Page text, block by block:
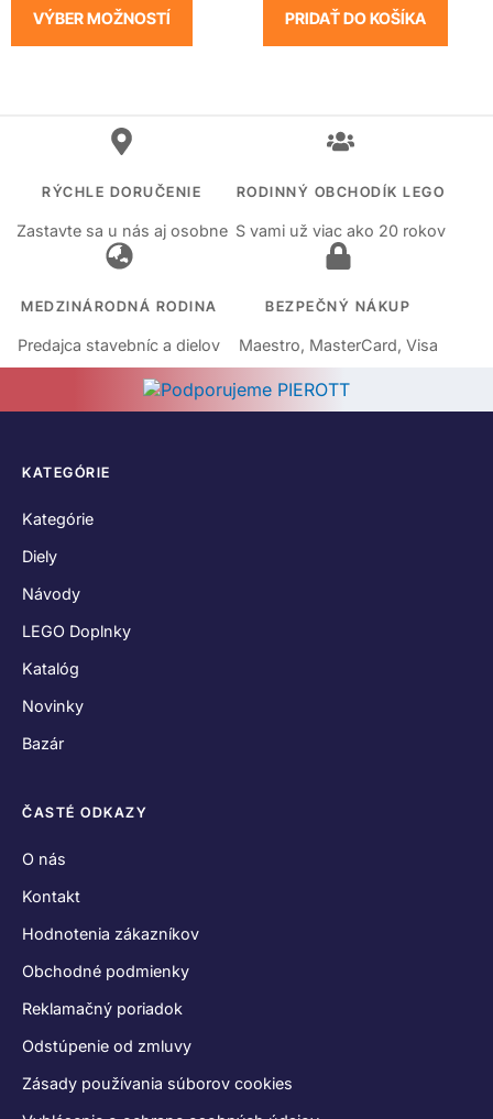
VÝBER MOŽNOSTÍ PRIDAŤ DO KOŠÍKA
RÝCHLE DORUČENIE
Zastavte sa u nás aj osobne
RODINNÝ OBCHODÍK LEGO
S vami už viac ako 20 rokov
MEDZINÁRODNÁ RODINA
Predajca stavebníc a dielov
BEZPEČNÝ NÁKUP
Maestro, MasterCard, Visa
KATEGÓRIE
Kategórie
Diely
Návody
LEGO Doplnky
Katalóg
Novinky
Bazár
ČASTÉ ODKAZY
O nás
Kontakt
Hodnotenia zákazníkov
Obchodné podmienky
Reklamačný poriadok
Odstúpenie od zmluvy
Zásady používania súborov cookies